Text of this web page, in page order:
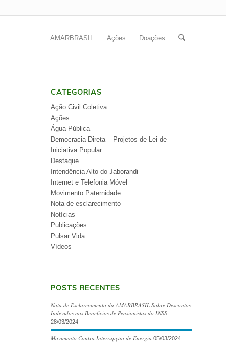
AMARBRASIL Ações Doações
CATEGORIAS
Ação Civil Coletiva
Ações
Água Pública
Democracia Direta – Projetos de Lei de
Iniciativa Popular
Destaque
Intendência Alto do Jaborandi
Internet e Telefonia Móvel
Movimento Paternidade
Nota de esclarecimento
Notícias
Publicações
Pulsar Vida
Vídeos
POSTS RECENTES
Nota de Esclarecimento da AMARBRASIL Sobre Descontos
Indevidos nos Benefícios de Pensionistas do INSS
28/03/2024
Movimento Contra Interrupção de Energia 05/03/2024